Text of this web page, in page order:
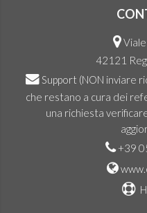
42121
Support (NON inviare
che restano a cura dei
una richiesta
+39